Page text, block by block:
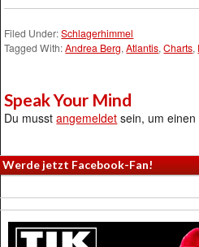
Filed Under:Schlagerhimmel
Tagged With:Andrea Berg,Atlantis,Charts,
Speak Your Mind
Du musstangemeldet sein, um
Werde jetzt Facebook-Fan!